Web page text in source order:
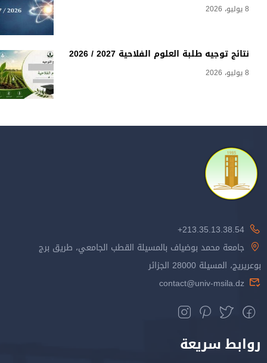
8 يوليو، 2026
نتائج توجيه طلبة العلوم الفلاحية 2027 / 2026
8 يوليو، 2026
213.35.13.38.54+
جامعة محمد بوضياف بالمسيلة القطب الجامعي، طريق برج
بوعريريج، المسيلة 28000 الجزائر
contact@univ-msila.dz
روابط سريعة